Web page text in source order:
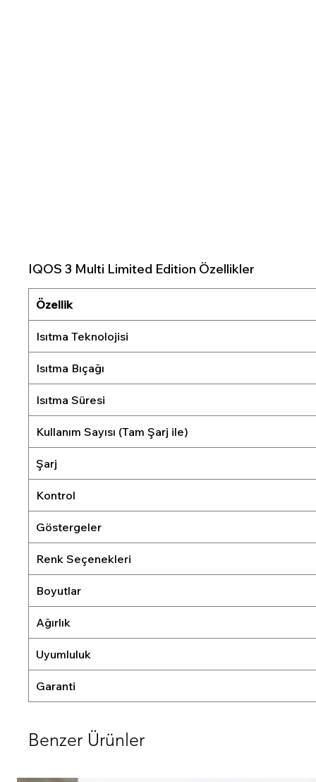
IQOS 3 Multi Limited Edition Özellikler
Özellik
Isıtma Teknolojisi
Isıtma Bıçağı
Isıtma Süresi
Kullanım Sayısı (Tam Şarj ile)
Şarj
Kontrol
Göstergeler
Renk Seçenekleri
Boyutlar
Ağırlık
Uyumluluk
Garanti
Benzer Ürünler